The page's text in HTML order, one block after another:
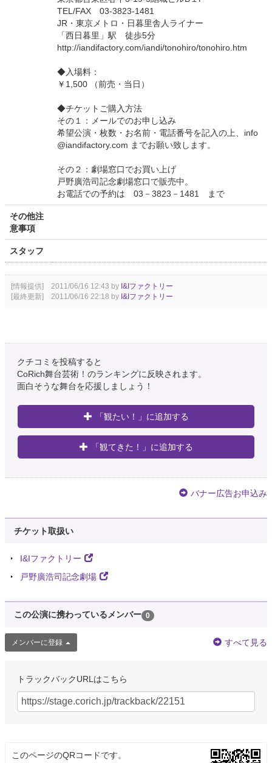
TEL/FAX 03-3823-1481
JR・東京メトロ・日暮里舎人ライナー
「西日暮里」駅 徒歩5分
http://iandifactory.com/iandi/tonohiro/tonohiro.htm
◆入場料：
￥1,500 （前売・当日）
◆チケットご購入方法
その１：メールでのお申し込み
希望公演・枚数・お名前・電話番号を記入の上、info
@iandifactory.com までお願い致します。
その２：劇場窓口でお買い上げ
戸野廣浩司記念劇場窓口で販売中。
お電話での予約は 03－3823－1481 まで
その他注
意事項
スタッフ
[情報提供] 2011/06/16 12:43 by I&Iファクトリー
[最終更新] 2011/06/16 22:18 by I&Iファクトリー
クチコミを投稿すると
CoRich舞台芸術！のランキングに反映されます。
面白そうな舞台を応援しましょう！
「観たい！」に追加する
「観てきた！」に追加する
バナー広告お申込み
チケット取扱い
I&Iファクトリー
戸野廣浩司記念劇場
この公演に携わっているメンバー 0
メンバーに登録 すべて見る
トラックバックURLはこちら
このページのQRコードです。